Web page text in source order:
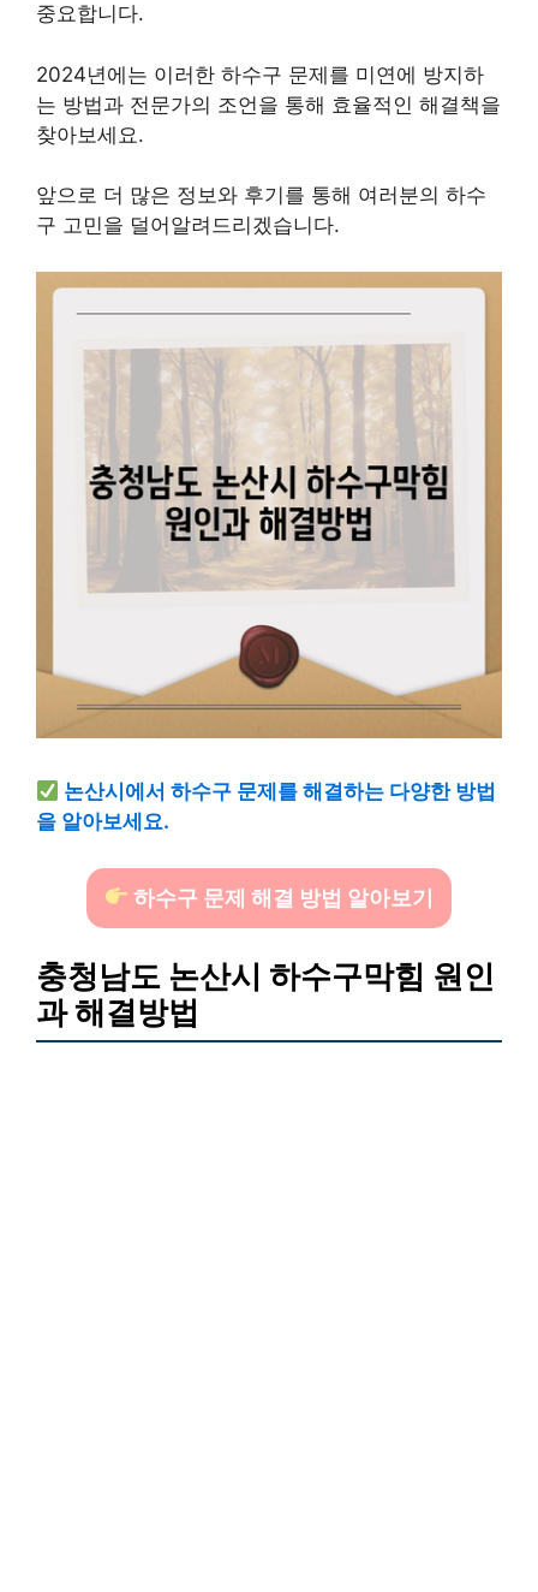
중요합니다.
2024년에는 이러한 하수구 문제를 미연에 방지하
는 방법과 전문가의 조언을 통해 효율적인 해결책을
찾아보세요.
앞으로 더 많은 정보와 후기를 통해 여러분의 하수
구 고민을 덜어알려드리겠습니다.
논산시에서 하수구 문제를 해결하는 다양한 방법
을 알아보세요.
하수구 문제 해결 방법 알아보기
충청남도 논산시 하수구막힘 원인
과 해결방법